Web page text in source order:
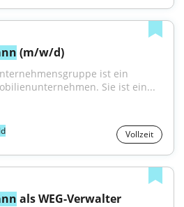
(m/w/d)
ist ein
Sie ist ein...
Vollzeit
als WEG-Verwalter